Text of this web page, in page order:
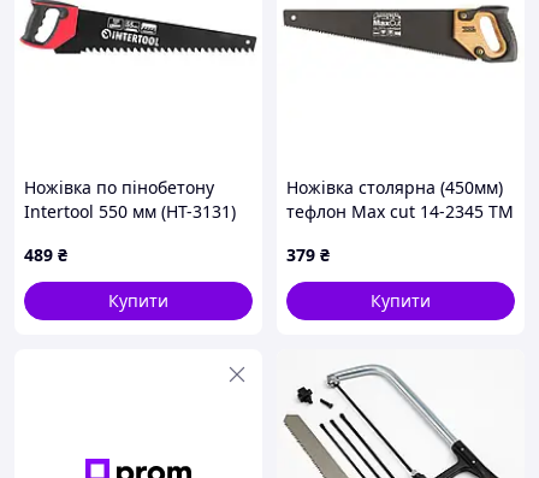
Ножівка по пінобетону
Intertool 550 мм (HT-3131)
489 ₴
Купити
Ножівка столярна (450мм)
тефлон Max cut 14-2345 ТМ
379 ₴
Купити